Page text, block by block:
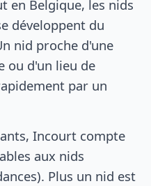
en Belgique, les nids
développent du
nid proche d'une
ou d'un lieu de
par un
Incourt compte
aux nids
Plus un nid est